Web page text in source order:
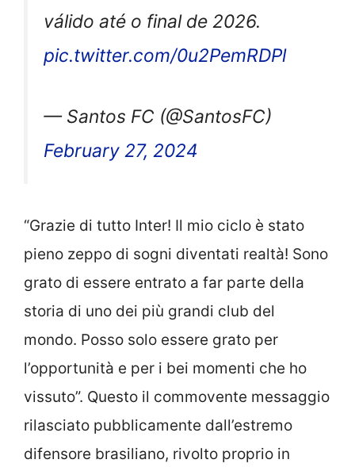
válido até o final de 2026.
pic.twitter.com/0u2PemRDPl
— Santos FC (@SantosFC)
February 27, 2024
“Grazie di tutto Inter! Il mio ciclo è stato
pieno zeppo di sogni diventati realtà! Sono
grato di essere entrato a far parte della
storia di uno dei più grandi club del
mondo. Posso solo essere grato per
l’opportunità e per i bei momenti che ho
vissuto”. Questo il commovente messaggio
rilasciato pubblicamente dall’estremo
difensore brasiliano, rivolto proprio in